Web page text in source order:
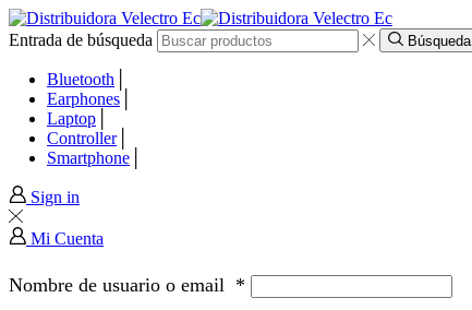
Entrada de búsqueda Búsqueda
Bluetooth
Earphones
Laptop
Controller
Smartphone
Sign in
Mi Cuenta
Nombre de usuario o email *